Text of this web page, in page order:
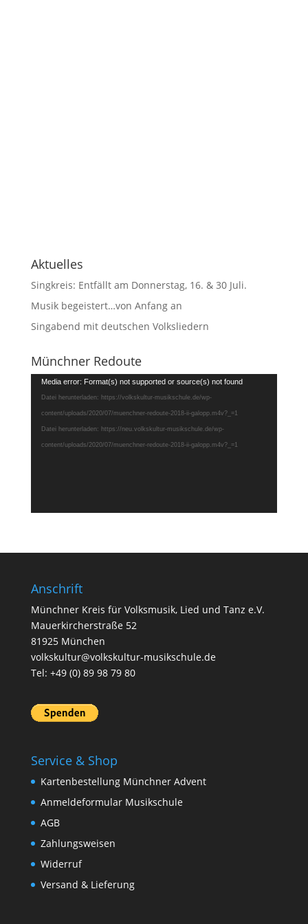
Aktuelles
Singkreis: Entfällt am Donnerstag, 16. & 30 Juli.
Musik begeistert…von Anfang an
Singabend mit deutschen Volksliedern
Münchner Redoute
Video-
Player
Media error: Format(s) not supported or source(s) not found
Datei herunterladen: https://volkskultur-musikschule.de/wp-
content/uploads/2020/07/muenchner-redoute-2018-ii-galopp.m4v?_=1
Datei herunterladen: https://neu.volkskultur-musikschule.de/wp-
content/uploads/2020/07/muenchner-redoute-2018-ii-galopp.m4v?_=1
Anschrift
Münchner Kreis für Volksmusik, Lied und Tanz e.V.
Mauerkircherstraße 52
81925 München
volkskultur@volkskultur-musikschule.de
Tel: +49 (0) 89 98 79 80
Service & Shop
Kartenbestellung Münchner Advent
Anmeldeformular Musikschule
AGB
Zahlungsweisen
Widerruf
Versand & Lieferung